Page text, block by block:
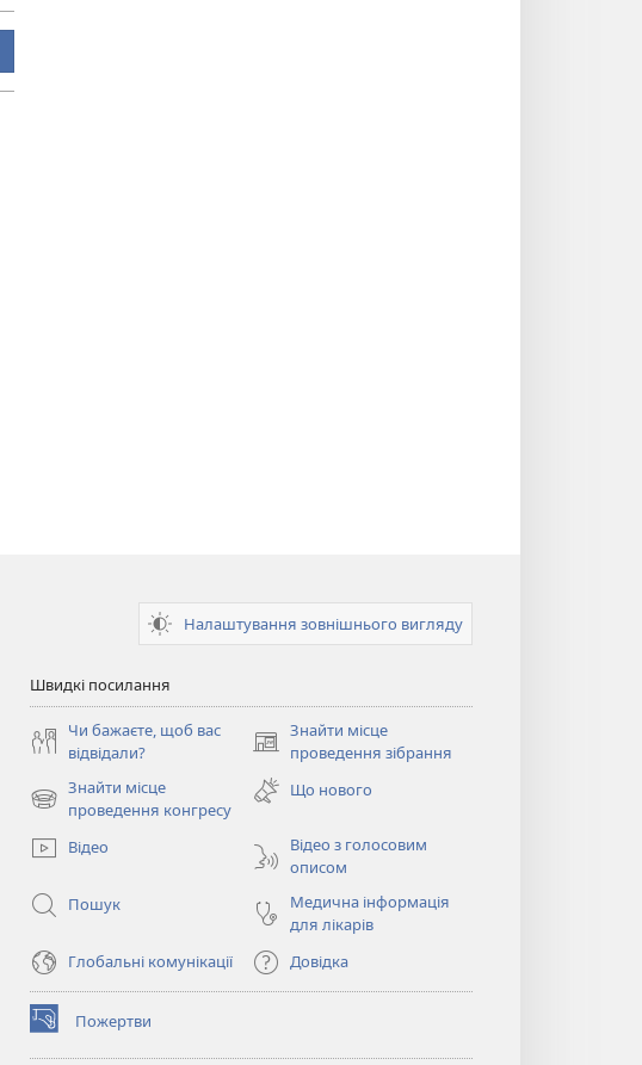
Налаштування зовнішнього вигляду
Швидкі посилання
Чи бажаєте, щоб вас
відвідали?
Знайти місце
проведення зібрання
(відкривається
новому
Знайти місце
проведення конгресу
(відкривається
новому
Що нового
Відео
Відео з голосовим
описом
Пошук
Медична інформація
для лікарів
Глобальні комунікації
Довідка
Пожертви
(відкривається
у